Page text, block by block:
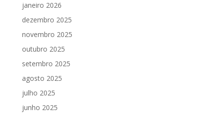
janeiro 2026
dezembro 2025
novembro 2025
outubro 2025
setembro 2025
agosto 2025
julho 2025
junho 2025